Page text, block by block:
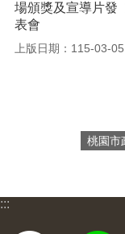
場頒獎及宣導片發
表會
上版日期：115-03-05
桃園市
:::